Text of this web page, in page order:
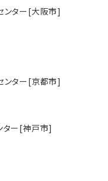
ンター[大阪市]
ンター[京都市]
ター[神戸市]